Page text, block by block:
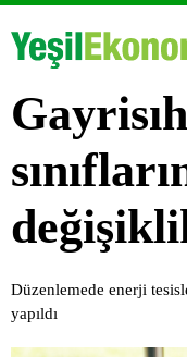
Düzenlemede enerji
yapıldı